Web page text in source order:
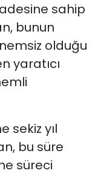
sahip
bunun
olduğu
yaratıcı
sekiz yıl
bu süre
süreci